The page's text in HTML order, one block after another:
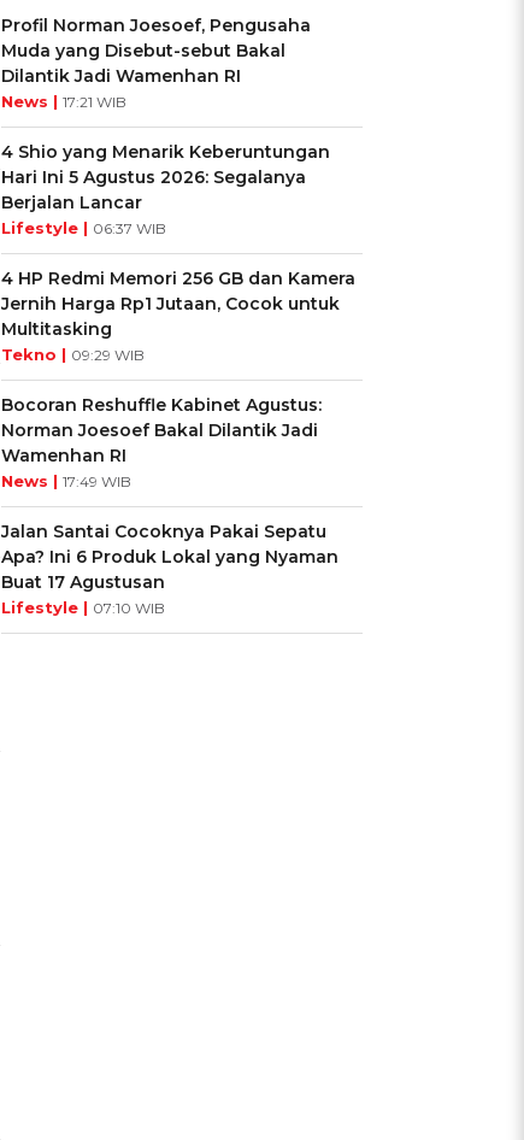
Profil Norman Joesoef, Pengusaha
Muda yang Disebut-sebut Bakal
Dilantik Jadi Wamenhan RI
News | 17:21 WIB
4 Shio yang Menarik Keberuntungan
Hari Ini 5 Agustus 2026: Segalanya
Berjalan Lancar
Lifestyle | 06:37 WIB
4 HP Redmi Memori 256 GB dan Kamera
Jernih Harga Rp1 Jutaan, Cocok untuk
Multitasking
Tekno | 09:29 WIB
Bocoran Reshuffle Kabinet Agustus:
Norman Joesoef Bakal Dilantik Jadi
Wamenhan RI
News | 17:49 WIB
Jalan Santai Cocoknya Pakai Sepatu
Apa? Ini 6 Produk Lokal yang Nyaman
Buat 17 Agustusan
Lifestyle | 07:10 WIB